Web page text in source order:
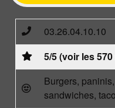
03.26.04.10.10
5/5 (voir les
Burgers,
sandwiches,